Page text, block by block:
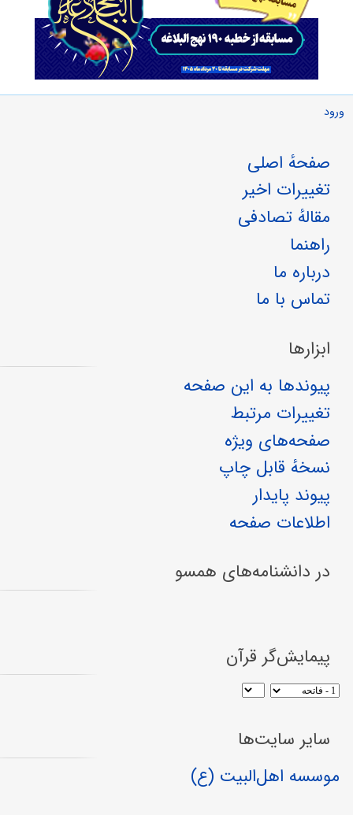
ورود
صفحهٔ اصلی
تغییرات اخیر
مقالهٔ تصادفی
راهنما
درباره ما
تماس با ما
ابزارها
پیوندها به این صفحه
تغییرات مرتبط
صفحه‌های ویژه
نسخهٔ قابل چاپ
پیوند پایدار
اطلاعات صفحه
در دانشنامه‌های همسو
پیمایش‌گر قرآن
سایر سایت‌ها
موسسه اهل‌البیت (ع)